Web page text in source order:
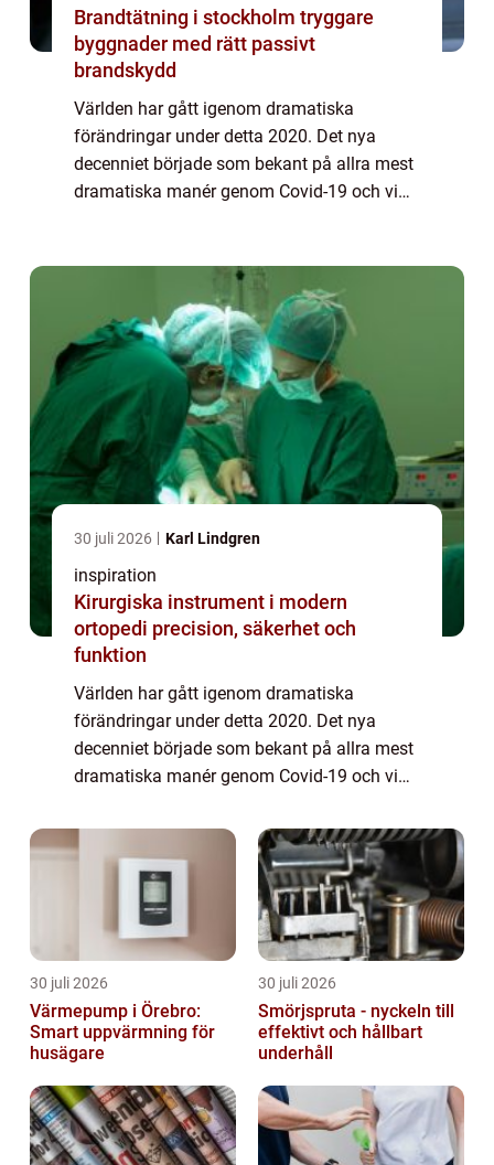
Brandtätning i stockholm tryggare
byggnader med rätt passivt
brandskydd
Världen har gått igenom dramatiska
förändringar under detta 2020. Det nya
decenniet började som bekant på allra mest
dramatiska manér genom Covid-19 och vi
30 juli 2026 Karl Lindgren
inspiration
Kirurgiska instrument i modern
ortopedi precision, säkerhet och
funktion
Världen har gått igenom dramatiska
förändringar under detta 2020. Det nya
decenniet började som bekant på allra mest
dramatiska manér genom Covid-19 och vi
av vår vardag. Stora delar av Europa
upplever nu ...
30 juli 2026
Värmepump i Örebro:
Smart uppvärmning för
husägare
30 juli 2026
Smörjspruta - nyckeln till
effektivt och hållbart
underhåll